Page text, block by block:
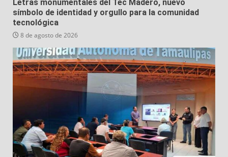
Letras monumentales del Tec Madero, nuevo
símbolo de identidad y orgullo para la comunidad
tecnológica
8 de agosto de 2026